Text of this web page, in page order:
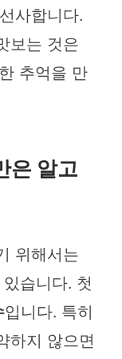
사합니다.
보는 것은
추억을 만
은 알고
위해서는
습니다. 첫
입니다. 특히
하지 않으면